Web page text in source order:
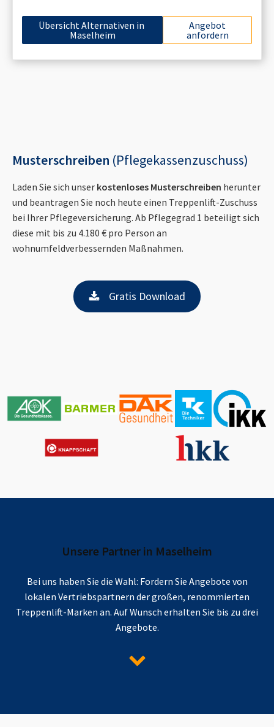
Übersicht Alternativen in
Maselheim
Angebot
anfordern
Musterschreiben (Pflegekassenzuschuss)
Laden Sie sich unser kostenloses Musterschreiben herunter
und beantragen Sie noch heute einen Treppenlift-Zuschuss
bei Ihrer Pflegeversicherung. Ab Pflegegrad 1 beteiligt sich
diese mit bis zu 4.180 € pro Person an
wohnumfeldverbessernden Maßnahmen.
Gratis Download
Unsere Partner in Maselheim
Bei uns haben Sie die Wahl: Fordern Sie Angebote von
lokalen Vertriebspartnern der großen, renommierten
Treppenlift-Marken an. Auf Wunsch erhalten Sie bis zu drei
Angebote.